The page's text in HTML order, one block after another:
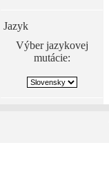
Jazyk
Výber jazykovej
mutácie: